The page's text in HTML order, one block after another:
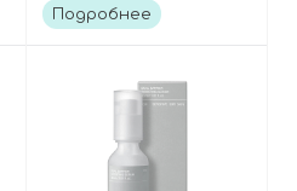
нони, The Real Noni
Подробнее